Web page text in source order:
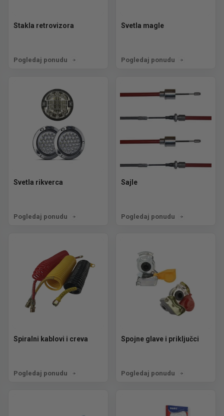
Stakla retrovizora
Pogledaj ponudu
Svetla magle
Pogledaj ponudu
Svetla rikverca
Pogledaj ponudu
Sajle
Pogledaj ponudu
Spiralni kablovi i creva
Pogledaj ponudu
Spojne glave i priključci
Pogledaj ponudu